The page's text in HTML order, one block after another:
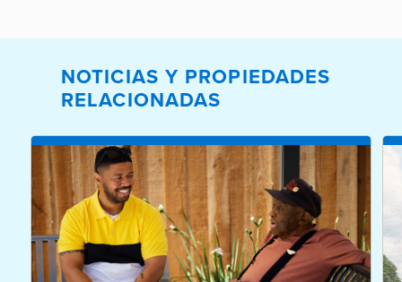
NOTICIAS Y PROPIEDADES
RELACIONADAS